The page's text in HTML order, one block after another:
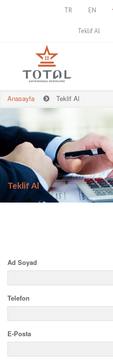
TR EN
Teklif Al
Anasayfa Teklif Al
Teklif Al
Ad Soyad
Telefon
E-Posta